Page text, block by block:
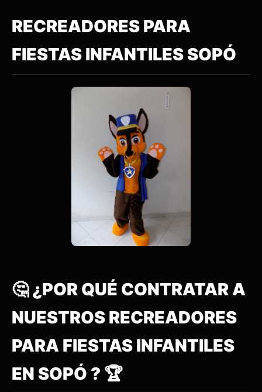
RECREADORES PARA
FIESTAS INFANTILES SOPÓ
🤔 ¿POR QUÉ CONTRATAR A
NUESTROS RECREADORES
PARA FIESTAS INFANTILES
EN SOPÓ ? 🏆